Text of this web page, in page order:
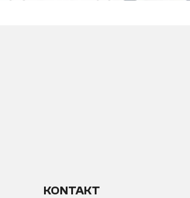
KONTAKT